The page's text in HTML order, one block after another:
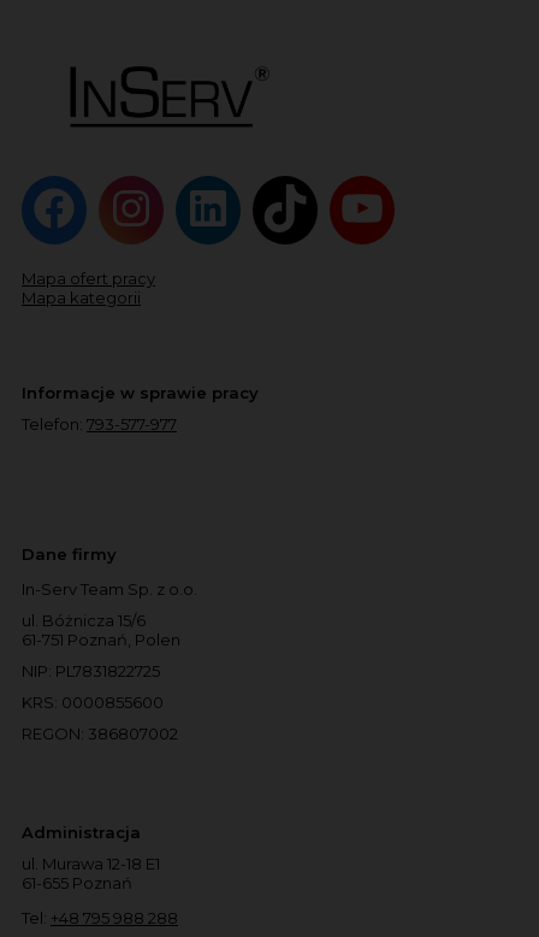
Mapa ofert pracy
Mapa kategorii
Informacje w sprawie pracy
Telefon: 793-577-977
Dane firmy
In-Serv Team Sp. z o.o.
ul. Bóżnicza 15/6
61-751 Poznań, Polen
NIP: PL7831822725
KRS: 0000855600
REGON: 386807002
Administracja
ul. Murawa 12-18 E1
61-655 Poznań
Tel: +48 795 988 288